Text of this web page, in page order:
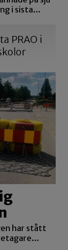
i sista…
PRAO i
har stått